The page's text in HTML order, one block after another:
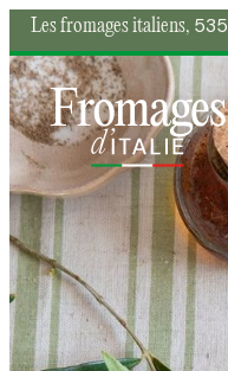
Les fromages italiens, 535